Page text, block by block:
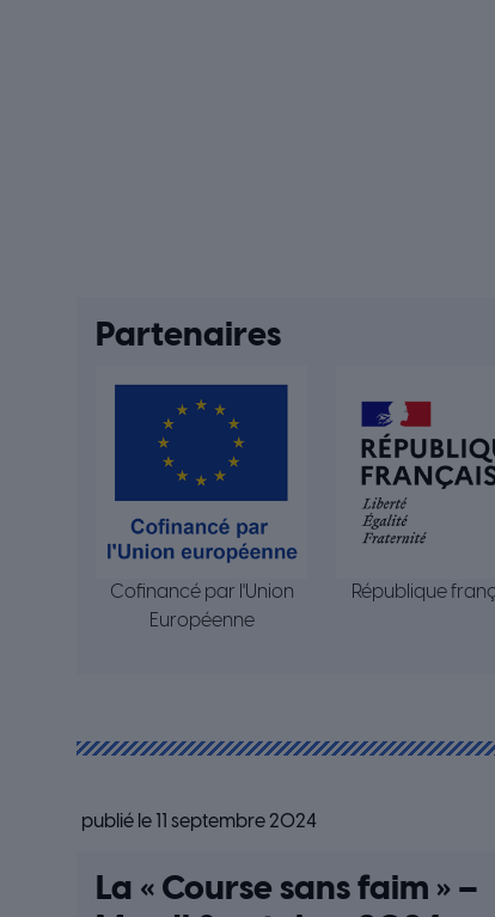
Partenaires
Cofinancé par l'Union
Européenne
République
publié le 11 septembre 2024
La « Course sans faim » –